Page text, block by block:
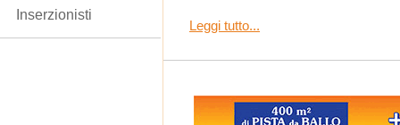
Leggi tutto...
Inserzionisti